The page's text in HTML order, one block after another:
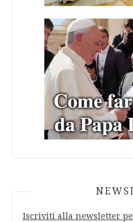
Iscriviti alla newsletter